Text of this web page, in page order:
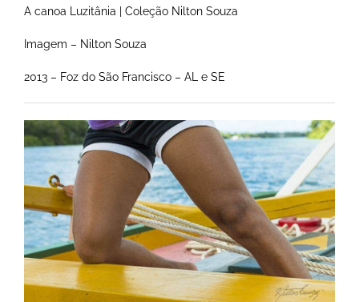
A canoa Luzitânia | Coleção Nilton Souza
Imagem – Nilton Souza
2013 – Foz do São Francisco – AL e SE